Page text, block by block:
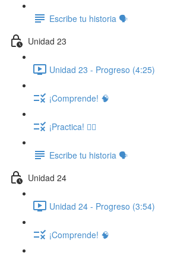
Escribe tu historia 🗣️
Unidad 23
Unidad 23 - Progreso (4:25)
¡Comprende! 🧠
¡Practica! ✍🏽
Escribe tu historia 🗣️
Unidad 24
Unidad 24 - Progreso (3:54)
¡Comprende! 🧠